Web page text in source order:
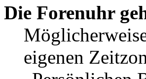
Die Forenuhr
eigenen